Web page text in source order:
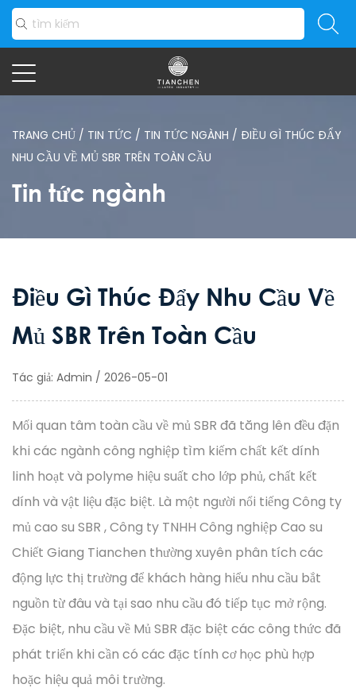
TRANG CHỦ / TIN TỨC / TIN TỨC NGÀNH / ĐIỀU GÌ THÚC ĐẨY
NHU CẦU VỀ MỦ SBR TRÊN TOÀN CẦU
Tin tức ngành
Điều Gì Thúc Đẩy Nhu Cầu Về
Mủ SBR Trên Toàn Cầu
Tác giả: Admin / 2026-05-01
Mối quan tâm toàn cầu về mủ SBR đã tăng lên đều đặn
khi các ngành công nghiệp tìm kiếm chất kết dính
linh hoạt và polyme hiệu suất cho lớp phủ, chất kết
dính và vật liệu đặc biệt. Là một người nổi tiếng Công ty
mủ cao su SBR , Công ty TNHH Công nghiệp Cao su
Chiết Giang Tianchen thường xuyên phân tích các
động lực thị trường để khách hàng hiểu nhu cầu bắt
nguồn từ đâu và tại sao nhu cầu đó tiếp tục mở rộng.
Đặc biệt, nhu cầu về Mủ SBR đặc biệt các công thức đã
phát triển khi cần có các đặc tính cơ học phù hợp
hoặc hiệu quả môi trường.